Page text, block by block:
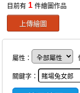
會員功能選單
會員中心
註冊會員
登入
目前有 1 件繪圖作品
上傳繪圖
屬性：
關鍵字：